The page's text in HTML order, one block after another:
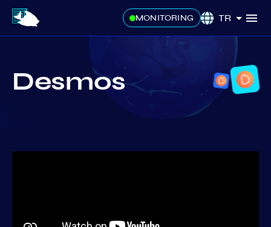
MONITORING TR
Desmos